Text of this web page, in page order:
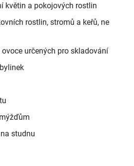
květin a pokojových rostlin
rostlin, stromů a keřů, ne
ovoce určených pro skladování
studnu